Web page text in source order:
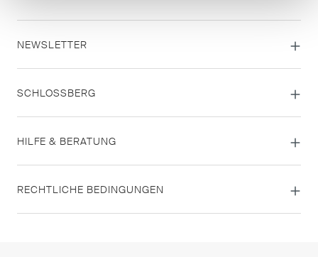
NEWSLETTER
SCHLOSSBERG
HILFE & BERATUNG
RECHTLICHE BEDINGUNGEN